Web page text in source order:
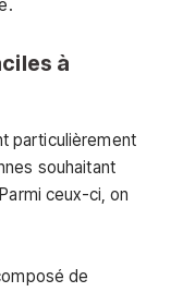
à
particulièrement
souhaitant
ceux-ci, on
de